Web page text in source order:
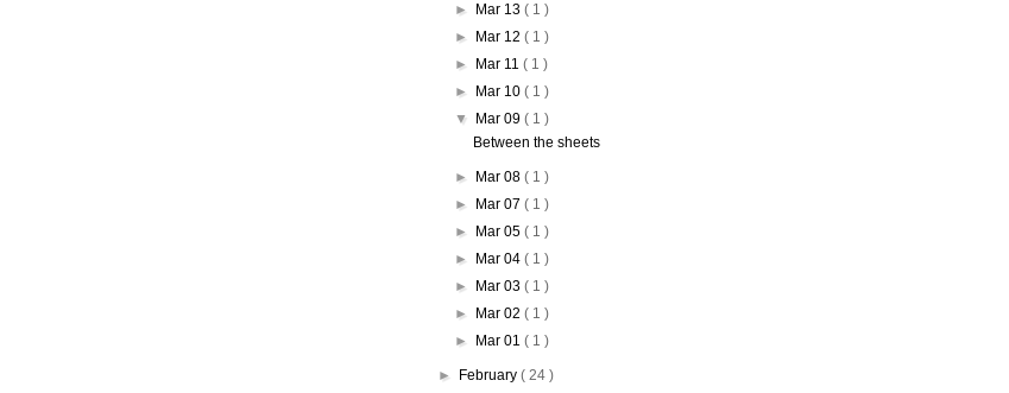
►
Mar 13( 1 )
►
Mar 12( 1 )
►
Mar 11( 1 )
►
Mar 10( 1 )
▼
Mar 09( 1 )
Between the sheets
► Mar 08( 1 )
►
Mar 07( 1 )
►
Mar 05( 1 )
►
Mar 04( 1 )
►
Mar 03( 1 )
►
Mar 02( 1 )
►
Mar 01( 1 )
► February ( 24 )